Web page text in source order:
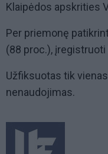
Klaipėdos apskrities
Per priemonę
(88 proc.),
Užfiksuotas tik
nenaudojimas.